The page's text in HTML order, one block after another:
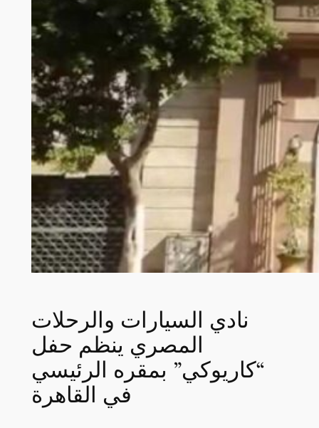
نادي السيارات والرحلات
المصري ينظم حفل
“كاريوكي” بمقره الرئيسي
في القاهرة